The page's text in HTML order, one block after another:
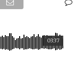
03:37